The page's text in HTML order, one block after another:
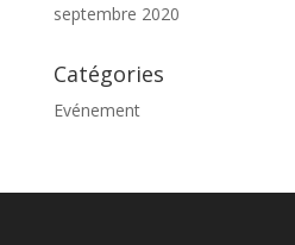
septembre 2020
Catégories
Evénement